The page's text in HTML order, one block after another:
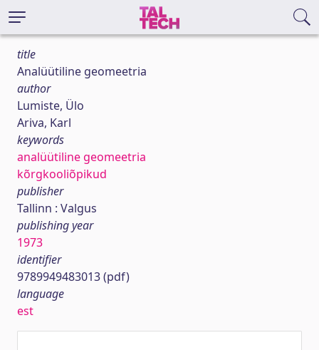
title
Analüütiline geomeetria
author
Lumiste, Ülo
Ariva, Karl
keywords
analüütiline geomeetria
kõrgkooliõpikud
publisher
Tallinn : Valgus
publishing year
1973
identifier
9789949483013 (pdf)
language
est